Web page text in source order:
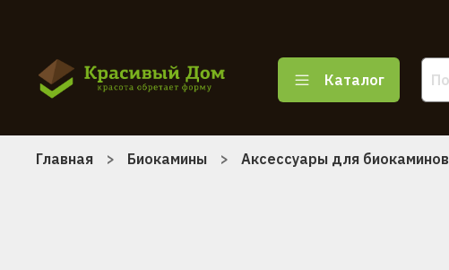
Каталог
Главная Биокамины Аксессуары для биокаминов